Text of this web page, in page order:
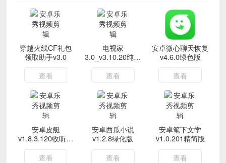
穿越火线CF礼包
领取助手v3.0
查看
电视家
3.0_v3.10.20纯净
版 电视直播观看
查看
安卓微心聊天恢复
v4.6.0绿色版
查看
安卓皮艇
v1.8.3.120收听故
事
查看
安卓西瓜小说
v1.2.8绿化版
查看
安卓笔下文学
v1.0.201精简版
查看